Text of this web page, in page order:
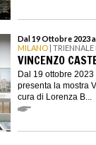
Dal 19 Ottobre 2023
MILANO |
VINCENZO
Dal 19 ottobre
presenta la mostra
cura di Lorenza B...